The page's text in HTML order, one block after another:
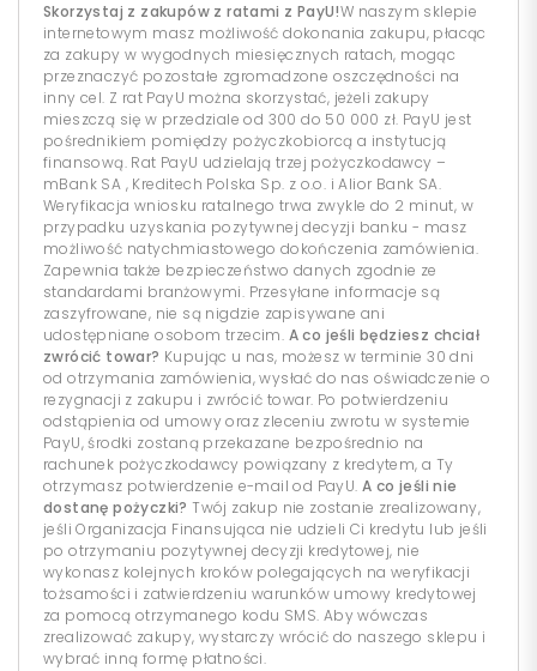
Skorzystaj z zakupów z ratami z PayU!W naszym sklepie
internetowym masz możliwość dokonania zakupu, płacąc
za zakupy w wygodnych miesięcznych ratach, mogąc
przeznaczyć pozostałe zgromadzone oszczędności na
inny cel. Z rat PayU można skorzystać, jeżeli zakupy
mieszczą się w przedziale od 300 do 50 000 zł. PayU jest
pośrednikiem pomiędzy pożyczkobiorcą a instytucją
finansową. Rat PayU udzielają trzej pożyczkodawcy –
mBank SA , Kreditech Polska Sp. z o.o. i Alior Bank SA.
Weryfikacja wniosku ratalnego trwa zwykle do 2 minut, w
przypadku uzyskania pozytywnej decyzji banku - masz
możliwość natychmiastowego dokończenia zamówienia.
Zapewnia także bezpieczeństwo danych zgodnie ze
standardami branżowymi. Przesyłane informacje są
zaszyfrowane, nie są nigdzie zapisywane ani
udostępniane osobom trzecim. A co jeśli będziesz chciał
zwrócić towar? Kupując u nas, możesz w terminie 30 dni
od otrzymania zamówienia, wysłać do nas oświadczenie o
rezygnacji z zakupu i zwrócić towar. Po potwierdzeniu
odstąpienia od umowy oraz zleceniu zwrotu w systemie
PayU, środki zostaną przekazane bezpośrednio na
rachunek pożyczkodawcy powiązany z kredytem, a Ty
otrzymasz potwierdzenie e-mail od PayU. A co jeśli nie
dostanę pożyczki? Twój zakup nie zostanie zrealizowany,
jeśli Organizacja Finansująca nie udzieli Ci kredytu lub jeśli
po otrzymaniu pozytywnej decyzji kredytowej, nie
wykonasz kolejnych kroków polegających na weryfikacji
tożsamości i zatwierdzeniu warunków umowy kredytowej
za pomocą otrzymanego kodu SMS. Aby wówczas
zrealizować zakupy, wystarczy wrócić do naszego sklepu i
wybrać inną formę płatności.